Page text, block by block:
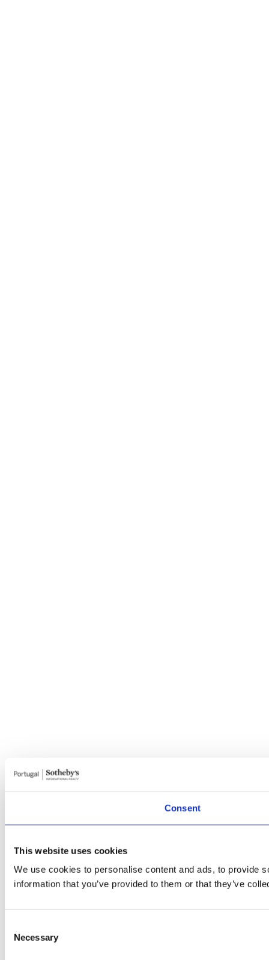
Consent
This website uses cookies
We use cookies to personalise content and ads, to provide
information that you’ve provided to them or that they’ve
Selection
Necessary